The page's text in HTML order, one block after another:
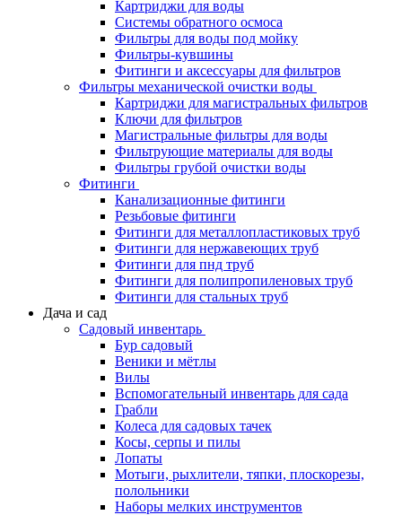
Картриджи для воды
Системы обратного осмоса
Фильтры для воды под мойку
Фильтры-кувшины
Фитинги и аксессуары для фильтров
Фильтры механической очистки воды
Картриджи для магистральных фильтров
Ключи для фильтров
Магистральные фильтры для воды
Фильтрующие материалы для воды
Фильтры грубой очистки воды
Фитинги
Канализационные фитинги
Резьбовые фитинги
Фитинги для металлопластиковых труб
Фитинги для нержавеющих труб
Фитинги для пнд труб
Фитинги для полипропиленовых труб
Фитинги для стальных труб
Дача и сад
Садовый инвентарь
Бур садовый
Веники и мётлы
Вилы
Вспомогательный инвентарь для сада
Грабли
Колеса для садовых тачек
Косы, серпы и пилы
Лопаты
Мотыги, рыхлители, тяпки, плоскорезы,
полольники
Наборы мелких инструментов